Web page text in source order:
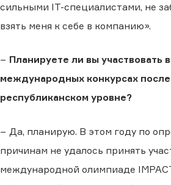
сильными IT-специалистами, не
взять меня к себе в компанию».
− Планируете ли вы участвовать в
международных конкурсах после
республиканском уровне?
− Да, планирую. В этом году по
причинам не удалось принять
международной олимпиаде